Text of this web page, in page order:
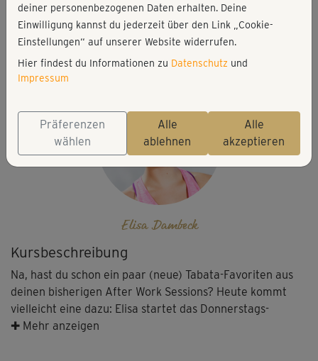
Kursbeschreibung
Na, hast du schon ein paar (neue) Tabata-Favoriten aus
deinen bisherigen After Work Sessions? Heute kommt
vielleicht eine dazu: Elisa startet das Donnerstags-
Workout mit einer feinen Kombinations-Übung aus Squats
✚ Mehr anzeigen
58 kcal
Elisa Dambeck
Matte
Elisa Dambeck
deiner personenbezogenen Daten erhalten. Deine
Einwilligung kannst du jederzeit über den Link „Cookie-
Einstellungen“ auf unserer Website widerrufen.
Hier findest du Informationen zu Datenschutz und
Impressum
Präferenzen
wählen
Alle
ablehnen
Alle
akzeptieren